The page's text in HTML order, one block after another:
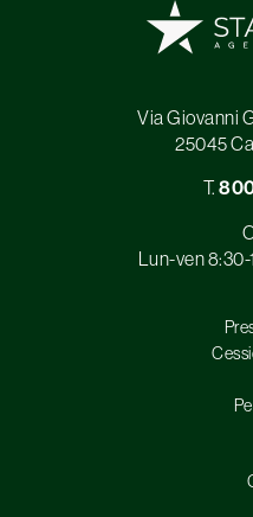
Via Giovanni
25045
T.
Lun-ven